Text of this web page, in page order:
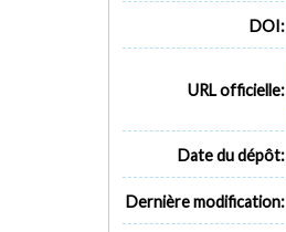
DOI:
URL officielle:
Date du dépôt:
Dernière modification: